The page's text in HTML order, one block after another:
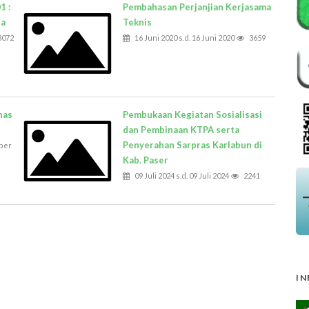
:
Pembahasan Perjanjian Kerjasama
Teknis
16 Juni 2020 s.d. 16 Juni 2020 3659
Pembukaan Kegiatan Sosialisasi
dan Pembinaan KTPA serta
Penyerahan Sarpras Karlabun di
Kab. Paser
09 Juli 2024 s.d. 09 Juli 2024 2241